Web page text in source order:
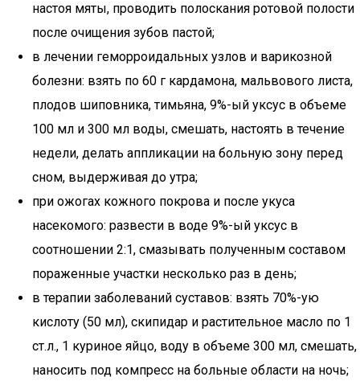
настоя мяты, проводить полоскания ротовой полости
после очищения зубов пастой;
в лечении геморроидальных узлов и варикозной
болезни: взять по 60 г кардамона, мальвового листа,
плодов шиповника, тимьяна, 9%-ый уксус в объеме
100 мл и 300 мл воды, смешать, настоять в течение
недели, делать аппликации на больную зону перед
сном, выдерживая до утра;
при ожогах кожного покрова и после укуса
насекомого: развести в воде 9%-ый уксус в
соотношении 2:1, смазывать полученным составом
пораженные участки несколько раз в день;
в терапии заболеваний суставов: взять 70%-ую
кислоту (50 мл), скипидар и растительное масло по 1
ст.л., 1 куриное яйцо, воду в объеме 300 мл, смешать,
наносить под компресс на больные области на ночь;